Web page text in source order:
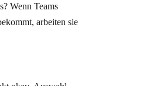
Wenn Teams
arbeiten sie